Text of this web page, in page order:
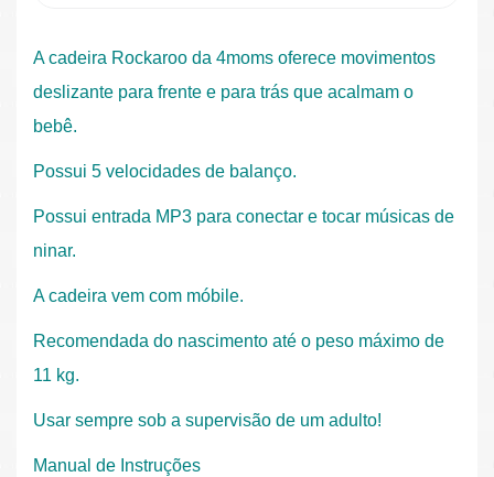
A cadeira Rockaroo da 4moms oferece movimentos
deslizante para frente e para trás que acalmam o
bebê.
Possui 5 velocidades de balanço.
Possui entrada MP3 para conectar e tocar músicas de
ninar.
A cadeira vem com móbile.
Recomendada do nascimento até o peso máximo de
11 kg.
Usar sempre sob a supervisão de um adulto!
Manual de Instruções